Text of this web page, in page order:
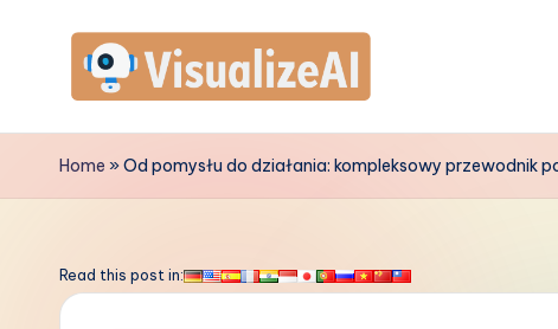
contentV
is
a
Home »Od pomysłu do działania: kompleksowy przewodnik
Read this post in: